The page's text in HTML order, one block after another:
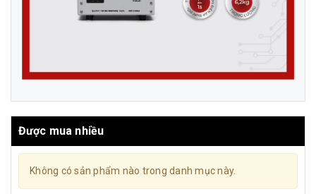
Được mua nhiều
Không có sản phẩm nào trong danh mục này.